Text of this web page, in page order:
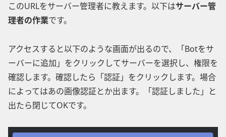
このURLをサーバー管理者に教えます。以下はサーバー管
理者の作業です。
アクセスすると以下のような画面が出るので、「Botをサ
ーバーに追加」をクリックしてサーバーを選択し、権限を
確認します。確認したら「認証」をクリックします。場合
によってはあの画像認証とか出ます。「認証しました」と
出たら閉じてOKです。